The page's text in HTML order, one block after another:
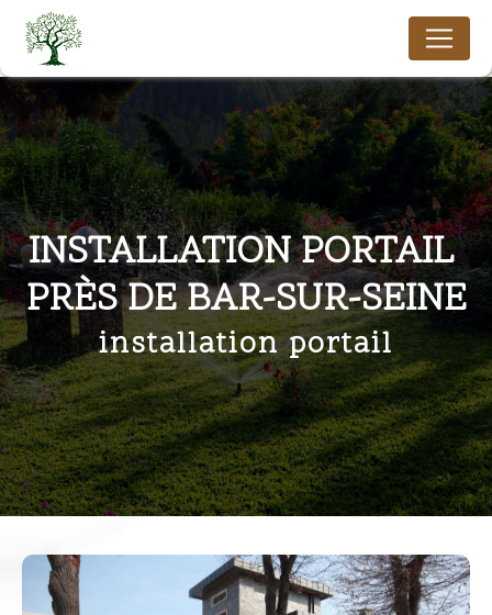
INSTALLATION PORTAIL
PRÈS DE BAR-SUR-SEINE
installation portail
Panneau de gestion des cookies